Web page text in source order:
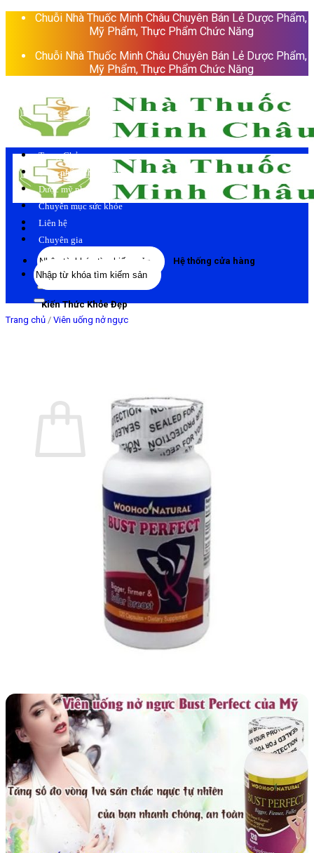
Skip
Chuỗi Nhà Thuốc Minh Châu Chuyên Bán Lẻ Dược Phẩm,
Mỹ Phẩm, Thực Phẩm Chức Năng
Chuỗi Nhà Thuốc Minh Châu Chuyên Bán Lẻ Dược Phẩm,
Mỹ Phẩm, Thực Phẩm Chức Năng
Tìm
kiếm:
Hệ thống cửa hàng
Kiến Thức Khỏe Đẹp
Chưa có sản phẩm trong giỏ hàng.
Quay trở lại cửa hàng
Trang Chủ
Thực phẩm chức năng
Dược mỹ phẩm
Chuyên mục sức khỏe
Liên hệ
Chuyên gia
Tìm
kiếm:
Trang chủ / Viên uống nở ngực